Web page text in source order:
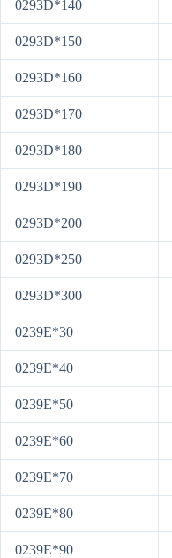
0293D*140
0293D*150
0293D*160
0293D*170
0293D*180
0293D*190
0293D*200
0293D*250
0293D*300
0239E*30
0239E*40
0239E*50
0239E*60
0239E*70
0239E*80
0239E*90